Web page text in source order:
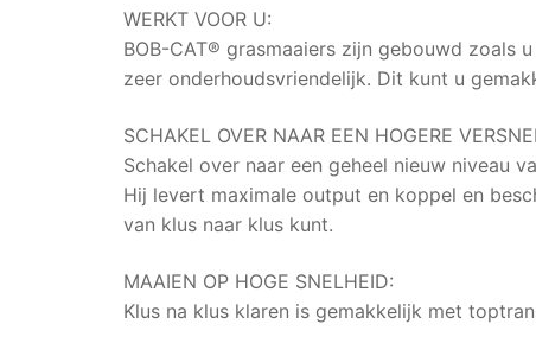
WERKT VOOR U:
BOB-CAT® grasmaaiers zijn gebouwd zoals
zeer onderhoudsvriendelijk. Dit kunt u
SCHAKEL OVER NAAR EEN HOGERE
Schakel over naar een geheel nieuw niveau
Hij levert maximale output en koppel en
van klus naar klus kunt.
MAAIEN OP HOGE SNELHEID:
Klus na klus klaren is gemakkelijk met